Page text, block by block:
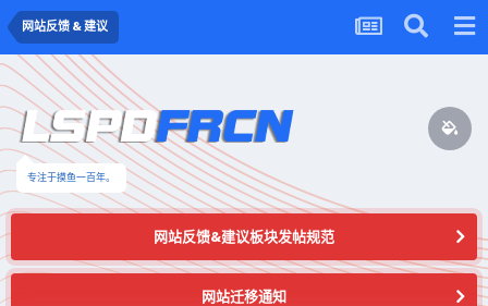
网站反馈 & 建议
专注于摸鱼一百年。
网站反馈&建议板块发帖规范
网站迁移通知